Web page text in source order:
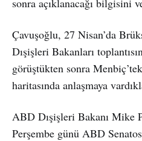
Çavuşoğlu, 27 Nisan’da
Dışişleri Bakanları
görüştükten sonra
haritasında anlaşmaya
ABD Dışişleri Bakanı Mike
Perşembe günü ABD